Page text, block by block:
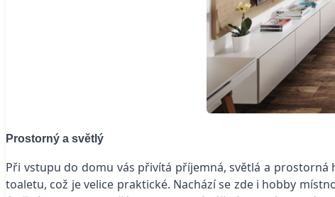
Prostorný a světlý
Při vstupu do domu vás přivítá příjemná, světlá a
toaletu, což je velice praktické. Nachází se zde i hobby